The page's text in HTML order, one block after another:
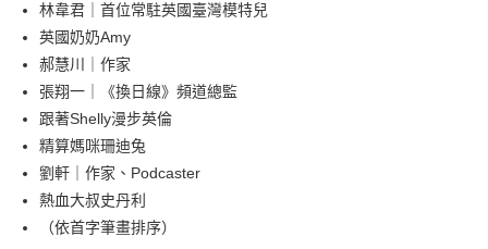
林韋君｜首位常駐英國臺灣模特兒
英國奶奶Amy
郝慧川｜作家
張翔一｜《換日線》頻道總監
跟著Shelly漫步英倫
精算媽咪珊迪兔
劉軒｜作家、Podcaster
熱血大叔史丹利
（依首字筆畫排序）